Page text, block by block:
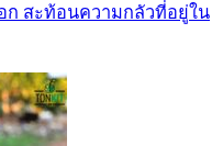
สะท้อนความกลัวที่อยู่ใน